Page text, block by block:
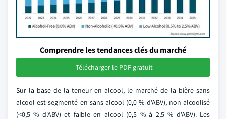
Comprendre les tendances clés du marché
Télécharger le PDF gratuit
Sur la base de la teneur en alcool, le marché de la bière sans
alcool est segmenté en sans alcool (0,0 % d'ABV), non alcoolisé
(<0,5 % d'ABV) et faible en alcool (0,5 % à 2,5 % d'ABV). Les